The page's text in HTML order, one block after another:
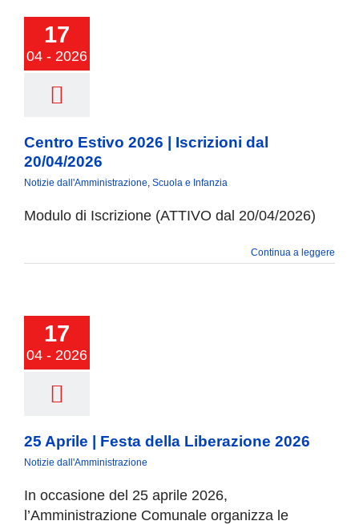
17
04 - 2026
Estivo 2026 |
dal
04/2026
Centro Estivo 2026 | Iscrizioni dal
20/04/2026
Notizie dall'Amministrazione, Scuola e Infanzia
Modulo di Iscrizione (ATTIVO dal 20/04/2026)
Continua a leggere
17
04 - 2026
| Festa
2026
25 Aprile | Festa della Liberazione 2026
Notizie dall'Amministrazione
In occasione del 25 aprile 2026,
l’Amministrazione Comunale organizza le